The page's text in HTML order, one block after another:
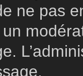
ne pas